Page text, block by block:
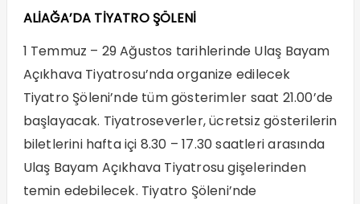
ALİAĞA’DA TİYATRO ŞÖLENİ
1 Temmuz – 29 Ağustos tarihlerinde Ulaş Bayam
Açıkhava Tiyatrosu’nda organize edilecek
Tiyatro Şöleni’nde tüm gösterimler saat 21.00’de
başlayacak. Tiyatroseverler, ücretsiz gösterilerin
biletlerini hafta içi 8.30 – 17.30 saatleri arasında
Ulaş Bayam Açıkhava Tiyatrosu gişelerinden
temin edebilecek. Tiyatro Şöleni’nde